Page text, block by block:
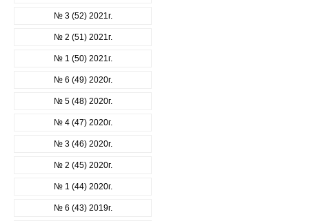
№ 3 (52) 2021г.
№ 2 (51) 2021г.
№ 1 (50) 2021г.
№ 6 (49) 2020г.
№ 5 (48) 2020г.
№ 4 (47) 2020г.
№ 3 (46) 2020г.
№ 2 (45) 2020г.
№ 1 (44) 2020г.
№ 6 (43) 2019г.